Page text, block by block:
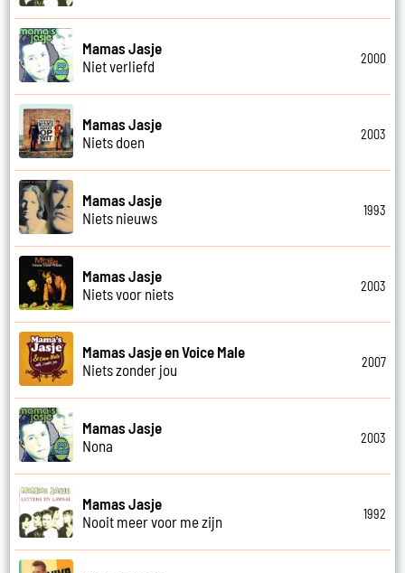
Mamas Jasje
Niet verliefd
2000
Mamas Jasje
Niets doen
2003
Mamas Jasje
Niets nieuws
1993
Mamas Jasje
Niets voor niets
2003
Mamas Jasje en Voice Male
Niets zonder jou
2007
Mamas Jasje
Nona
2003
Mamas Jasje
Nooit meer voor me zijn
1992